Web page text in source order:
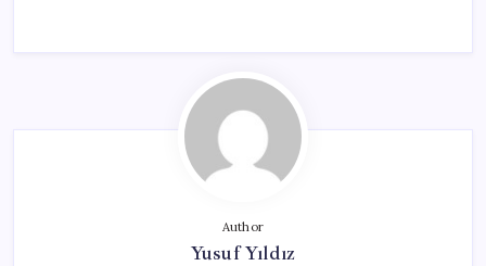
Author
Yusuf Yıldız